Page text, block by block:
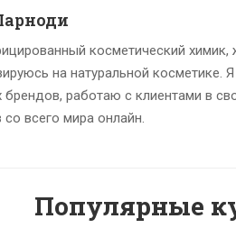
косметический
на натуральной
брендов, работаю с клиентами в
со всего мира онлайн.
Популярные